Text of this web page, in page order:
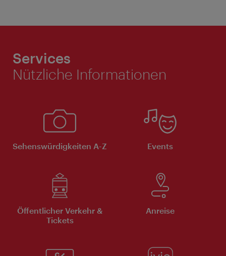
Services
Nützliche Informationen
Sehenswürdigkeiten A-Z Events
Öffentlicher Verkehr &
Tickets
Anreise